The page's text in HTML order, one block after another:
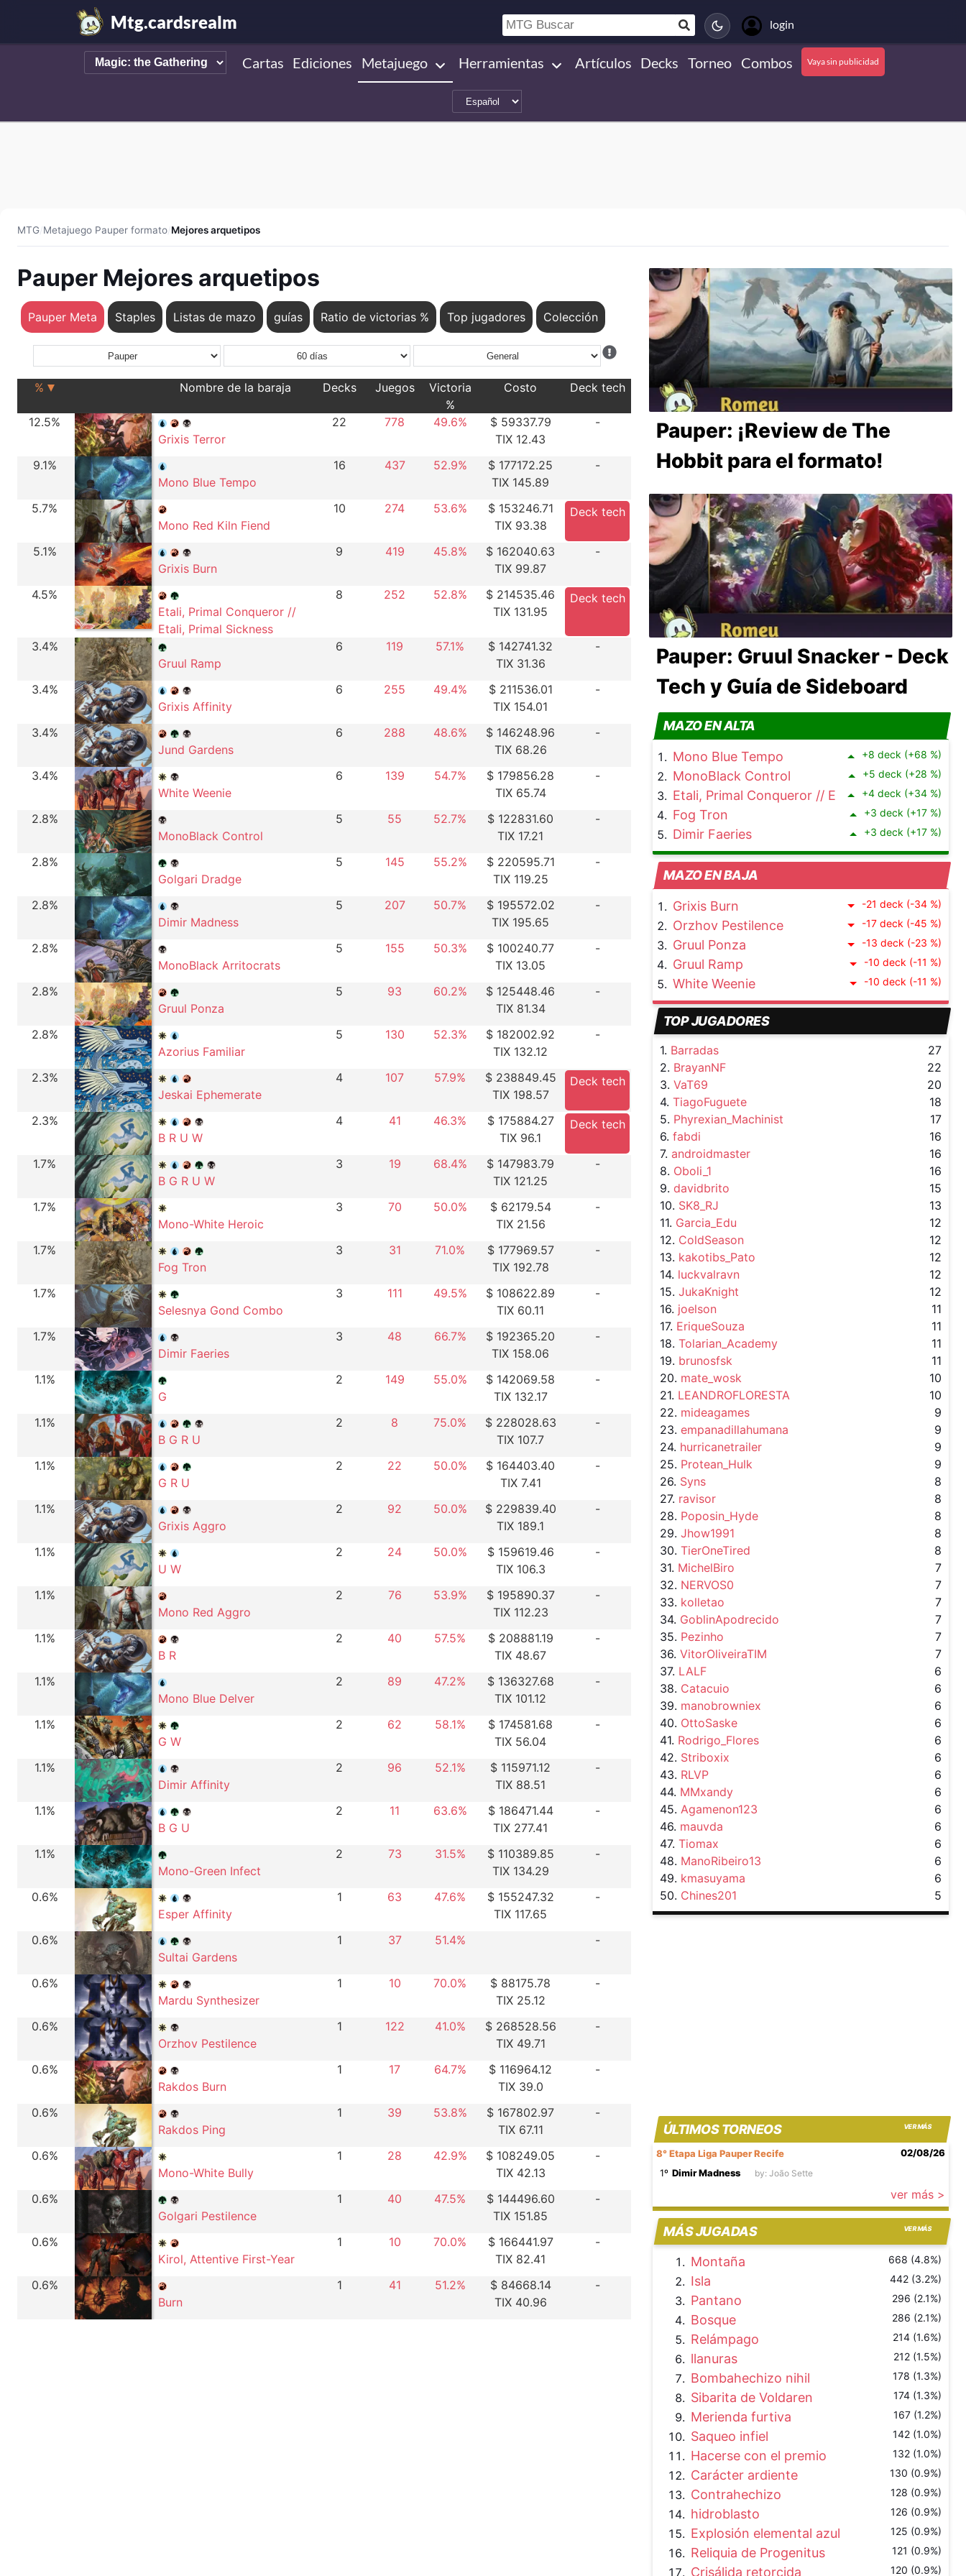
Mtg.cardsrealm login
Cartas Ediciones Metajuego Herramientas Artículos Decks Torneo Combos Vaya sin publicidad
MTG/Metajuego Pauper formato/Mejores arquetipos
Pauper Mejores arquetipos
Pauper Meta Staples Listas de mazo guías Ratio de victorias % Top jugadores Colección
% Nombre de la baraja Decks Juegos
Victoria
%
Costo Deck tech
12.5%
Grixis Terror
22 778 49.6%
$ 59337.79
TIX 12.43
-
9.1%
Mono Blue Tempo
16 437 52.9%
$ 177172.25
TIX 145.89
-
5.7%
Mono Red Kiln Fiend
10 274 53.6%
$ 153246.71
TIX 93.38
Deck tech
5.1%
Grixis Burn
9 419 45.8%
$ 162040.63
TIX 99.87
-
4.5%
Etali, Primal Conqueror //
Etali, Primal Sickness
8 252 52.8%
$ 214535.46
TIX 131.95
Deck tech
3.4%
Gruul Ramp
6 119 57.1%
$ 142741.32
TIX 31.36
-
3.4%
Grixis Affinity
6 255 49.4%
$ 211536.01
TIX 154.01
-
3.4%
Jund Gardens
6 288 48.6%
$ 146248.96
TIX 68.26
-
3.4%
White Weenie
6 139 54.7%
$ 179856.28
TIX 65.74
-
2.8%
MonoBlack Control
5 55 52.7%
$ 122831.60
TIX 17.21
-
2.8%
Golgari Dradge
5 145 55.2%
$ 220595.71
TIX 119.25
-
2.8%
Dimir Madness
5 207 50.7%
$ 195572.02
TIX 195.65
-
2.8%
MonoBlack Arritocrats
5 155 50.3%
$ 100240.77
TIX 13.05
-
2.8%
Gruul Ponza
5 93 60.2%
$ 125448.46
TIX 81.34
-
2.8%
Azorius Familiar
5 130 52.3%
$ 182002.92
TIX 132.12
-
2.3%
Jeskai Ephemerate
4 107 57.9%
$ 238849.45
TIX 198.57
Deck tech
2.3%
B R U W
4 41 46.3%
$ 175884.27
TIX 96.1
Deck tech
1.7%
B G R U W
3 19 68.4%
$ 147983.79
TIX 121.25
-
1.7%
Mono-White Heroic
3 70 50.0%
$ 62179.54
TIX 21.56
-
1.7%
Fog Tron
3 31 71.0%
$ 177969.57
TIX 192.78
-
1.7%
Selesnya Gond Combo
3 111 49.5%
$ 108622.89
TIX 60.11
-
1.7%
Dimir Faeries
3 48 66.7%
$ 192365.20
TIX 158.06
-
1.1%
G
2 149 55.0%
$ 142069.58
TIX 132.17
-
1.1%
B G R U
2 8 75.0%
$ 228028.63
TIX 107.7
-
1.1%
G R U
2 22 50.0%
$ 164403.40
TIX 7.41
-
1.1%
Grixis Aggro
2 92 50.0%
$ 229839.40
TIX 189.1
-
1.1%
U W
2 24 50.0%
$ 159619.46
TIX 106.3
-
1.1%
Mono Red Aggro
2 76 53.9%
$ 195890.37
TIX 112.23
-
1.1%
B R
2 40 57.5%
$ 208881.19
TIX 48.67
-
1.1%
Mono Blue Delver
2 89 47.2%
$ 136327.68
TIX 101.12
-
1.1%
G W
2 62 58.1%
$ 174581.68
TIX 56.04
-
1.1%
Dimir Affinity
2 96 52.1%
$ 115971.12
TIX 88.51
-
1.1%
B G U
2 11 63.6%
$ 186471.44
TIX 277.41
-
1.1%
Mono-Green Infect
2 73 31.5%
$ 110389.85
TIX 134.29
-
0.6%
Esper Affinity
1 63 47.6%
$ 155247.32
TIX 117.65
-
0.6%
Sultai Gardens
1 37 51.4% -
0.6%
Mardu Synthesizer
1 10 70.0%
$ 88175.78
TIX 25.12
-
0.6%
Orzhov Pestilence
1 122 41.0%
$ 268528.56
TIX 49.71
-
0.6%
Rakdos Burn
1 17 64.7%
$ 116964.12
TIX 39.0
-
0.6%
Rakdos Ping
1 39 53.8%
$ 167802.97
TIX 67.11
-
0.6%
Mono-White Bully
1 28 42.9%
$ 108249.05
TIX 42.13
-
0.6%
Golgari Pestilence
1 40 47.5%
$ 144496.60
TIX 151.85
-
0.6%
Kirol, Attentive First-Year
1 10 70.0%
$ 166441.97
TIX 82.41
-
0.6%
Burn
1 41 51.2%
$ 84668.14
TIX 40.96
-
Pauper: ¡Review de The
Hobbit para el formato!
Pauper: Gruul Snacker - Deck
Tech y Guía de Sideboard
MAZO EN ALTA
Mono Blue Tempo +8 deck (+68 %)
MonoBlack Control +5 deck (+28 %)
Etali, Primal Conqueror // Etali, Primal Sickness
+4 deck (+34 %)
Fog Tron +3 deck (+17 %)
Dimir Faeries +3 deck (+17 %)
MAZO EN BAJA
Grixis Burn -21 deck (-34 %)
Orzhov Pestilence -17 deck (-45 %)
Gruul Ponza -13 deck (-23 %)
Gruul Ramp -10 deck (-11 %)
White Weenie -10 deck (-11 %)
TOP JUGADORES
1. Barradas
27
2. BrayanNF
22
3. VaT69
20
4. TiagoFuguete
18
5. Phyrexian_Machinist
17
6. fabdi
16
7. androidmaster
16
8. Oboli_1
16
9. davidbrito
15
10. SK8_RJ
13
11. Garcia_Edu
12
12. ColdSeason
12
13. kakotibs_Pato
12
14. luckvalravn
12
15. JukaKnight
12
16. joelson
11
17. EriqueSouza
11
18. Tolarian_Academy
11
19. brunosfsk
11
20. mate_wosk
10
21. LEANDROFLORESTA
10
22. mideagames
9
23. empanadillahumana
9
24. hurricanetrailer
9
25. Protean_Hulk
9
26. Syns
8
27. ravisor
8
28. Poposin_Hyde
8
29. Jhow1991
8
30. TierOneTired
8
31. MichelBiro
7
32. NERVOS0
7
33. kolletao
7
34. GoblinApodrecido
7
35. Pezinho
7
36. VitorOliveiraTIM
7
37. LALF
6
38. Catacuio
6
39. manobrowniex
6
40. OttoSaske
6
41. Rodrigo_Flores
6
42. Striboxix
6
43. RLVP
6
44. MMxandy
6
45. Agamenon123
6
46. mauvda
6
47. Tiomax
6
48. ManoRibeiro13
6
49. kmasuyama
6
50. Chines201 5
ÚLTIMOS TORNEOS VER MÁS
8° Etapa Liga Pauper Recife
02/08/26
1º Dimir Madness by: João Sette
ver más >
MÁS JUGADAS VER MÁS
Montaña 668 (4.8%)
Isla 442 (3.2%)
Pantano 296 (2.1%)
Bosque 286 (2.1%)
Relámpago 214 (1.6%)
llanuras 212 (1.5%)
Bombahechizo nihil 178 (1.3%)
Sibarita de Voldaren 174 (1.3%)
Merienda furtiva 167 (1.2%)
Saqueo infiel 142 (1.0%)
Hacerse con el premio 132 (1.0%)
Carácter ardiente 130 (0.9%)
Contrahechizo 128 (0.9%)
hidroblasto 126 (0.9%)
Explosión elemental azul 125 (0.9%)
Reliquia de Progenitus 121 (0.9%)
Crisálida retorcida 120 (0.9%)